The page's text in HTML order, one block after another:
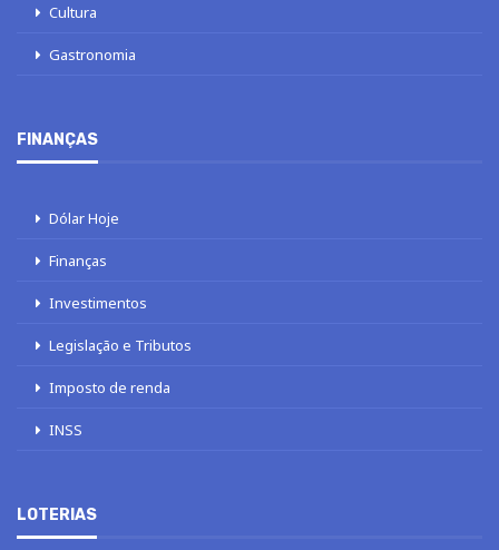
Cultura
Gastronomia
FINANÇAS
Dólar Hoje
Finanças
Investimentos
Legislação e Tributos
Imposto de renda
INSS
LOTERIAS